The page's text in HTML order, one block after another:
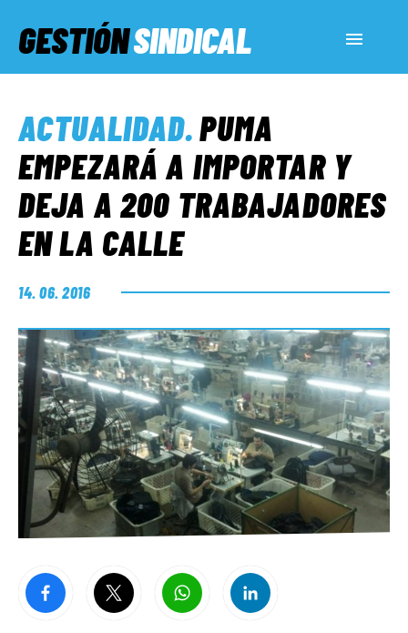
GESTIÓNSINDICAL
SERVICIOS SOCIALES
INFORMES ESPECIALES
FUERA DE MEGÁFONO
EL LADO «G»
ACTUALIDAD.PUMA
EMPEZARÁ A IMPORTAR Y
DEJA A 200 TRABAJADORES
EN LA CALLE
14. 06. 2016